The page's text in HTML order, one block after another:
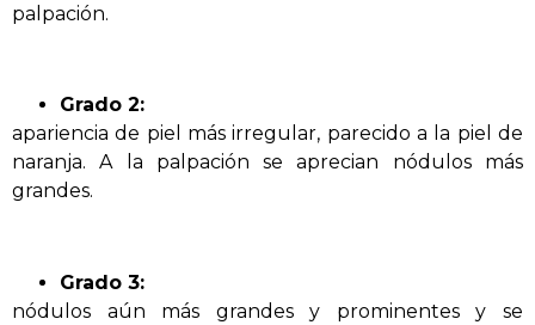
palpación.
Grado 2:
apariencia de piel más irregular, parecido a la piel de
naranja. A la palpación se aprecian nódulos más
grandes.
Grado 3:
nódulos aún más grandes y prominentes y se